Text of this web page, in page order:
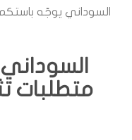
السوداني يوجّه
متطلبات